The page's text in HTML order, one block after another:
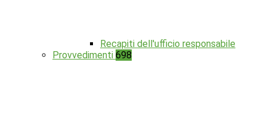
Recapiti dell'ufficio responsabile
Provvedimenti 698